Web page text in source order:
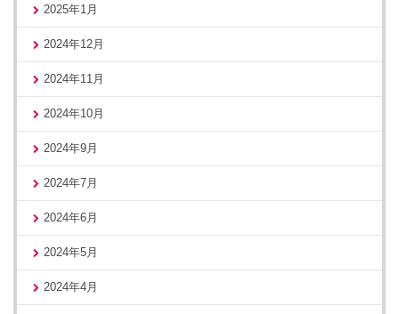
2025年1月
2024年12月
2024年11月
2024年10月
2024年9月
2024年7月
2024年6月
2024年5月
2024年4月